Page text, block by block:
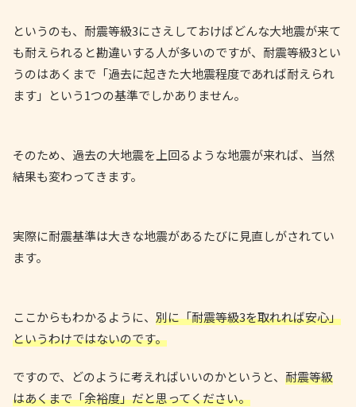
というのも、耐震等級3にさえしておけばどんな大地震が来て
も耐えられると勘違いする人が多いのですが、耐震等級3とい
うのはあくまで「過去に起きた大地震程度であれば耐えられ
ます」という1つの基準でしかありません。
そのため、過去の大地震を上回るような地震が来れば、当然
結果も変わってきます。
実際に耐震基準は大きな地震があるたびに見直しがされてい
ます。
ここからもわかるように、 別に「耐震等級3を取れれば安心」
というわけではないのです。
ですので、どのように考えればいいのかというと、 耐震等級
はあくまで「余裕度」だと思ってください。